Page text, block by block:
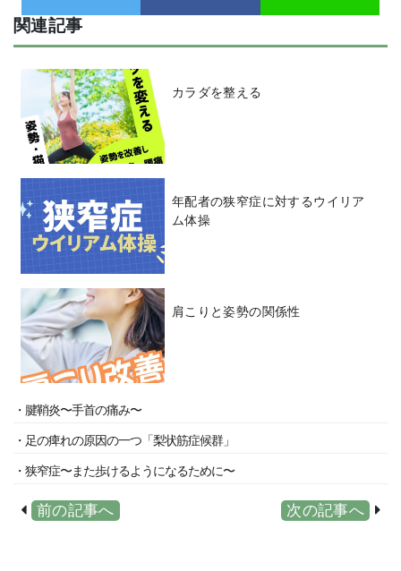
関連記事
カラダを整える
年配者の狭窄症に対するウイリア
ム体操
肩こりと姿勢の関係性
・腱鞘炎〜手首の痛み〜
・足の痺れの原因の一つ「梨状筋症候群」
・狭窄症〜また歩けるようになるために〜
前の記事へ 次の記事へ